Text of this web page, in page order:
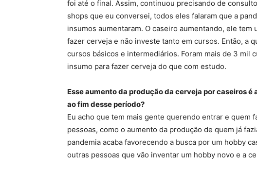
foi até o final. Assim, continuou precisando de
shops que eu conversei, todos eles falaram que a
insumos aumentaram. O caseiro aumentando, ele
fazer cerveja e não investe tanto em cursos. Então, a
cursos básicos e intermediários. Foram mais de 3 mil
insumo para fazer cerveja do que com estudo.
Esse aumento da produção da cerveja por caseiros
ao fim desse período?
Eu acho que tem mais gente querendo entrar e quem
pessoas, como o aumento da produção de quem já
pandemia acaba favorecendo a busca por um hobby
outras pessoas que vão inventar um hobby novo e a